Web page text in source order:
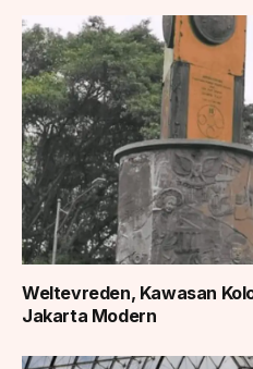
Weltevreden, Kawasan
Jakarta Modern